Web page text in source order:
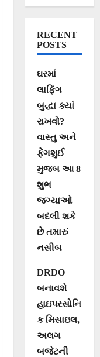
RECENT
POSTS
ઘરમાં
લાફિંગ
બુદ્ધા ક્યાં
રાખવો?
વાસ્તુ અને
ફેંગશુઈ
મુજબ આ 8
શુભ
જગ્યાઓ
બદલી શકે
છે તમારું
નસીબ
DRDO
બનાવશે
હાઇપરસોનિ
ક મિસાઇલ,
અલગ
બજેટની